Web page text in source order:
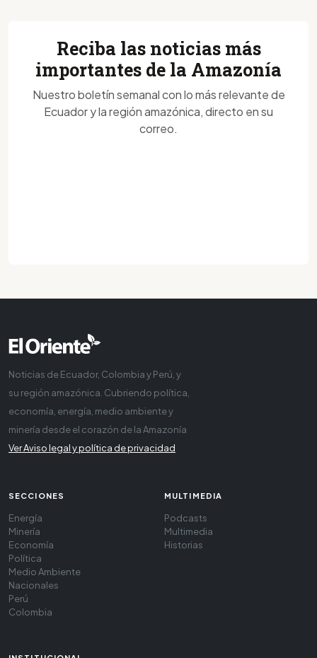
Reciba las noticias más
importantes de la Amazonía
Nuestro boletín semanal con lo más relevante de
Ecuador y la región amazónica, directo en su
correo.
Noticias de Ecuador, Colombia y Perú, y
su región amazónica. Cubriendo política,
economía, energía, medio ambiente y
minería desde el corazón de la Amazonía
Ver Aviso legal y política de privacidad
SECCIONES
Energía
Minería
Economía
Política
Medio Ambiente
Nacionales
Perú
Colombia
MULTIMEDIA
Podcasts
Multimedia
Historias